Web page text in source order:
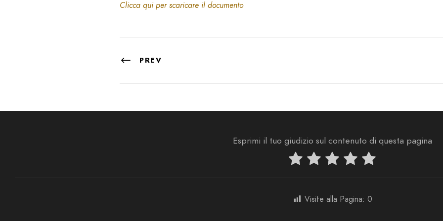
Clicca qui per scaricare il documento
PREV
Esprimi il tuo giudizio sul contenuto di questa pagina
Visite alla Pagina: 0